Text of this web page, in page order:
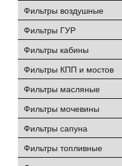
Фильтры воздушные
Фильтры ГУР
Фильтры кабины
Фильтры КПП и мостов
Фильтры масляные
Фильтры мочевины
Фильтры сапуна
Фильтры топливные